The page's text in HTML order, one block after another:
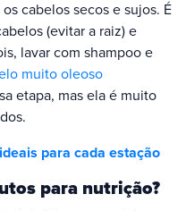
cabelos secos e sujos. É
(evitar a raiz) e
lavar com shampoo e
muito oleoso
etapa, mas ela é muito
para cada estação
para nutrição?